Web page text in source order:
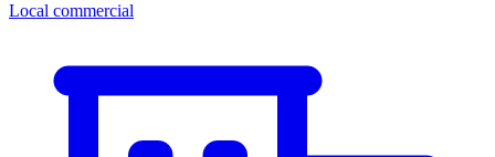
Local commercial